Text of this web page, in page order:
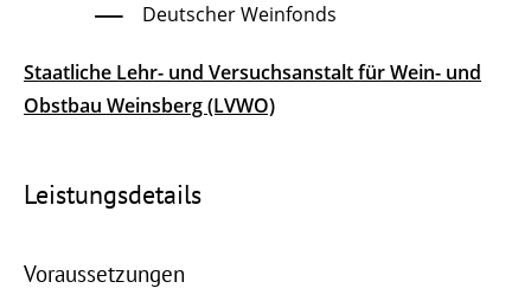
Deutscher Weinfonds
Staatliche Lehr- und Versuchsanstalt für Wein- und
Obstbau Weinsberg (LVWO)
Leistungsdetails
Voraussetzungen